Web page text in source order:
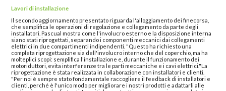
Lavori di installazione
Il secondo aggiornamento presentato riguarda l'alloggiamento dei finecorsa,
che semplifica le operazioni di regolazione e collegamento da parte degli
installatori. Pascual mostra come l'involucro esterno e la disposizione interna
siano stati riprogettati, separando i componenti meccanici dai collegamenti
elettrici in due compartimenti indipendenti. "Questo ha richiesto una
completa riprogettazione sia dell'involucro interno che del coperchio, ma ha
molteplici scopi: semplifica l'installazione e, durante il funzionamento dei
motoriduttori, evita interferenze tra le parti meccaniche e i cavi elettrici."La
riprogettazione è stata realizzata in collaborazione con installatori e clienti.
"Per noi è sempre stato fondamentale raccogliere il feedback di installatori e
clienti, perché è l'unico modo per migliorare i nostri prodotti e adattarli alle